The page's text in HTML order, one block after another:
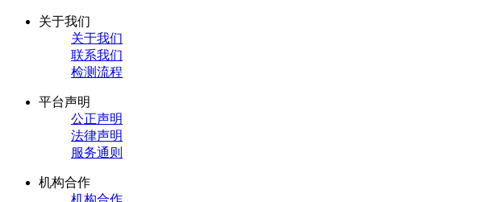
关于我们
关于我们
联系我们
检测流程
平台声明
公正声明
法律声明
服务通则
机构合作